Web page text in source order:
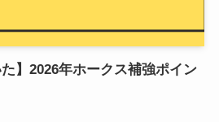
た】2026年ホークス補強ポイン